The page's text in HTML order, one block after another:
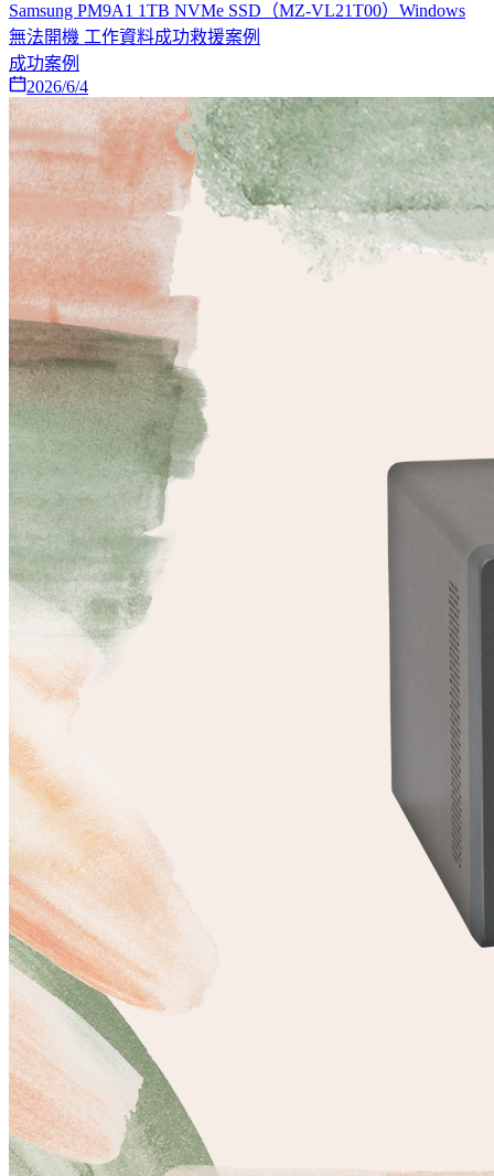
Samsung PM9A1 1TB NVMe SSD（MZ-VL21T00）Windows
無法開機 工作資料成功救援案例
成功案例
2026/6/4